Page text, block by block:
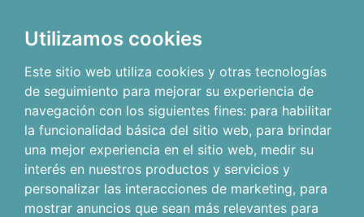
Utilizamos cookies
Este sitio web utiliza cookies y otras tecnologías
de seguimiento para mejorar su experiencia de
navegación con los siguientes fines: para habilitar
la funcionalidad básica del sitio web, para brindar
una mejor experiencia en el sitio web, medir su
interés en nuestros productos y servicios y
personalizar las interacciones de marketing, para
mostrar anuncios que sean más relevantes para